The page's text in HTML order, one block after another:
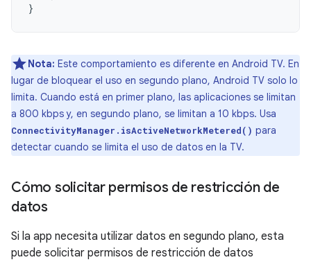
}
Nota: Este comportamiento es diferente en Android TV. En
lugar de bloquear el uso en segundo plano, Android TV solo lo
limita. Cuando está en primer plano, las aplicaciones se limitan
a 800 kbps y, en segundo plano, se limitan a 10 kbps. Usa
ConnectivityManager.isActiveNetworkMetered() para
detectar cuando se limita el uso de datos en la TV.
Cómo solicitar permisos de restricción de
datos
Si la app necesita utilizar datos en segundo plano, esta
puede solicitar permisos de restricción de datos